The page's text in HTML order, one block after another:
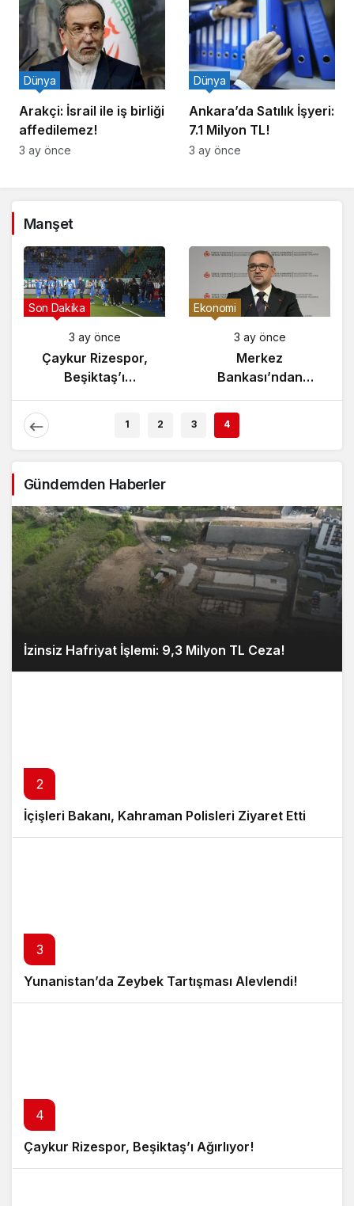
Arakçi: İsrail ile iş birliği
affedilemez!
Dünya
3 ay önce
Ankara’da Satılık İşyeri:
7.1 Milyon TL!
Dünya
3 ay önce
Manşet
Gündem
3 ay önce
Yunanistan’da
Zeybek Tartışması
Alevlendi!
Son Dakika
3 ay önce
Çaykur Rizespor,
Beşiktaş’ı
Ağırlıyor!
1 2 3 4
Gündemden Haberler
İzinsiz Hafriyat İşlemi: 9,3 Milyon TL Ceza!
2
İçişleri Bakanı, Kahraman Polisleri Ziyaret Etti
3
Yunanistan’da Zeybek Tartışması Alevlendi!
4
Çaykur Rizespor, Beşiktaş’ı Ağırlıyor!